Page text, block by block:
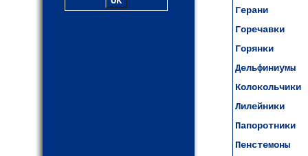
Герани
Горечавки
Горянки
Дельфиниумы
Колокольчики
Лилейники
Папоротники
Пенстемоны